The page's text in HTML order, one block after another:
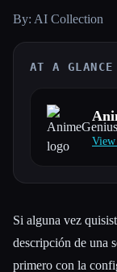
Blog
Todas las
By: AI Collection
AT A GLANCE
Si alguna vez
descripción de una
primero con la